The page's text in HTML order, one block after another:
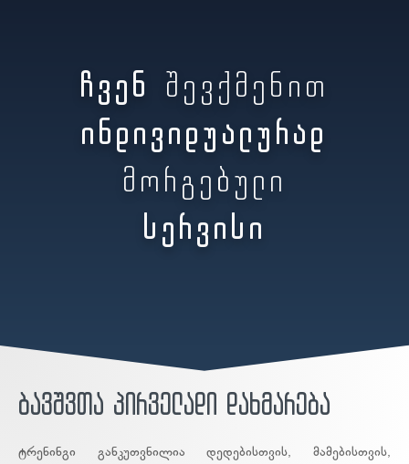
ჩვენ შევქმენით
ინდივიდუალურად
მორგებული
სერვისი
ბავშვთა პირველადი დახმარება
ტრენინგი განკუთვნილია დედებისთვის, მამებისთვის,